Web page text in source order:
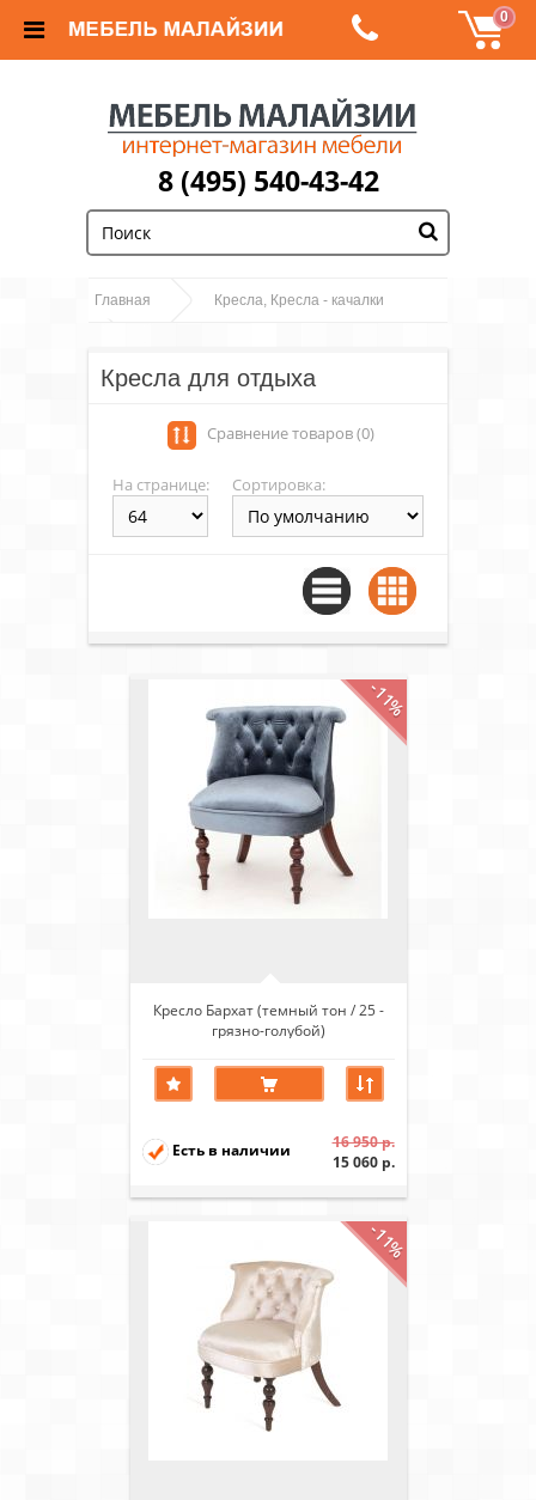
0
8 (495) 540-43-42
Главная Кресла, Кресла - качалки
Кресла для отдыха
Сравнение товаров (0)
На странице: Сортировка:
-11%
Кресло Бархат (темный тон / 25 -
грязно-голубой)
Есть в наличии
16 950 р.
15 060 р.
-11%